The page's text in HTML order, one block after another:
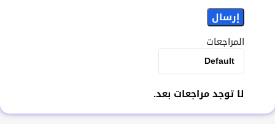
المراجعات
لا توجد مراجعات بعد.